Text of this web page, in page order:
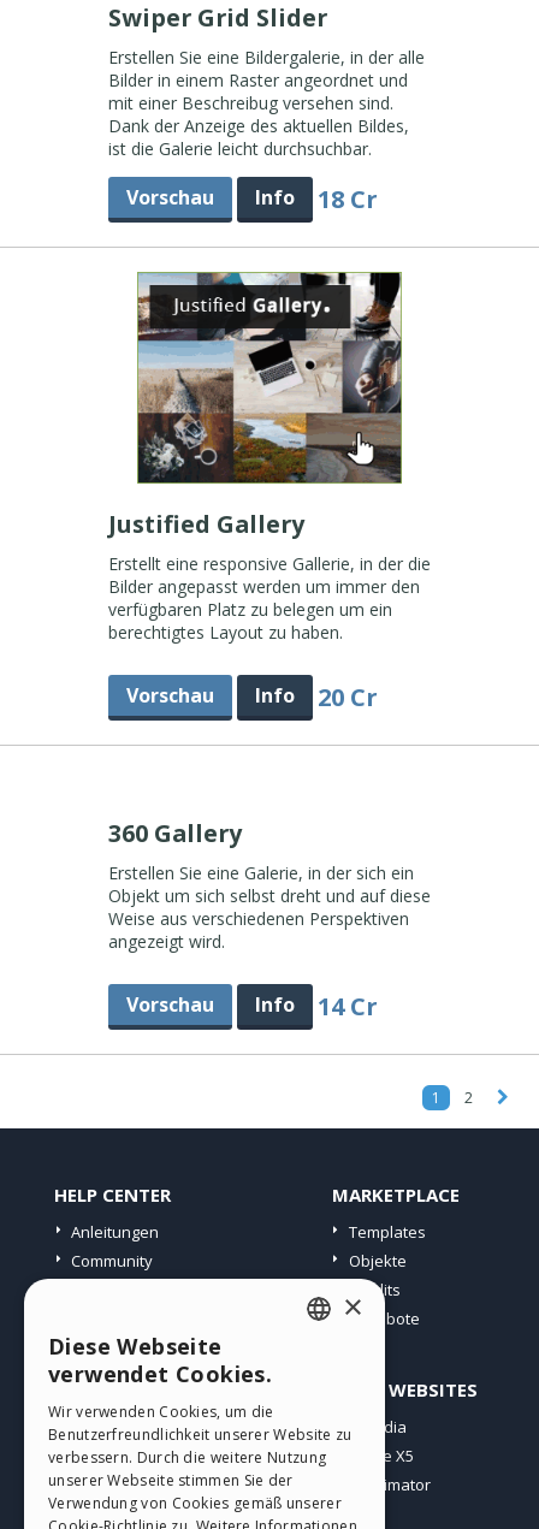
Swiper Grid Slider
Erstellen Sie eine Bildergalerie, in der alle
Bilder in einem Raster angeordnet und
mit einer Beschreibug versehen sind.
Dank der Anzeige des aktuellen Bildes,
ist die Galerie leicht durchsuchbar.
Vorschau Info 18 Cr
Justified Gallery
Erstellt eine responsive Gallerie, in der die
Bilder angepasst werden um immer den
verfügbaren Platz zu belegen um ein
berechtigtes Layout zu haben.
Vorschau Info 20 Cr
360 Gallery
Erstellen Sie eine Galerie, in der sich ein
Objekt um sich selbst dreht und auf diese
Weise aus verschiedenen Perspektiven
angezeigt wird.
Vorschau Info 14 Cr
1 2
HELP CENTER
Anleitungen
Community
MARKETPLACE
Templates
Objekte
Credits
Angebote
PROFIL
Meine Beiträge
Meine Lizenz
Download
Webhosting
ANDERE WEBSITES
Incomedia
WebSite X5
WebAnimator
GERMAN
SPANISH
PORTUGUESE
×
Diese Webseite
verwendet Cookies.
Wir verwenden Cookies, um die
Benutzerfreundlichkeit unserer Website zu
verbessern. Durch die weitere Nutzung
unserer Webseite stimmen Sie der
Verwendung von Cookies gemäß unserer